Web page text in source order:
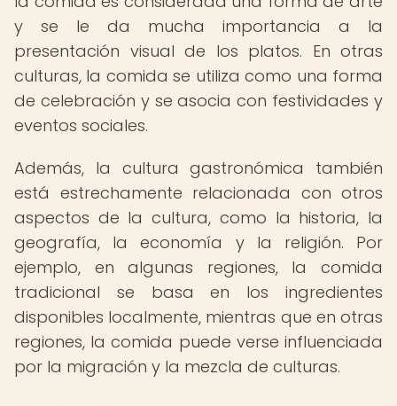
y se le da mucha importancia a la
presentación visual de los platos. En otras
culturas, la comida se utiliza como una forma
de celebración y se asocia con festividades y
eventos sociales.
Además, la cultura gastronómica también
está estrechamente relacionada con otros
aspectos de la cultura, como la historia, la
geografía, la economía y la religión. Por
ejemplo, en algunas regiones, la comida
tradicional se basa en los ingredientes
disponibles localmente, mientras que en otras
regiones, la comida puede verse influenciada
por la migración y la mezcla de culturas.